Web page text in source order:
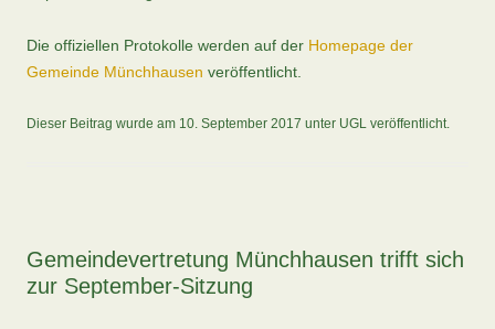
Die offiziellen Protokolle werden auf der Homepage der
Gemeinde Münchhausen veröffentlicht.
Dieser Beitrag wurde am 10. September 2017 unter UGL veröffentlicht.
Gemeindevertretung Münchhausen trifft sich
zur September-Sitzung